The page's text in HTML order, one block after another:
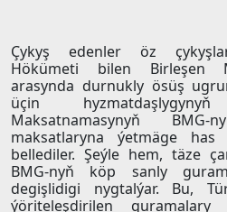
Çykyş edenler öz
Hökümeti bilen Birleşen
arasynda durnukly ösüş
üçin
Maksatnamasynyň
maksatlaryna ýetmäge
bellediler. Şeýle hem, täze
BMG-nyň köp sanly
degişlidigi nygtalýar. Bu,
ýöriteleşdirilen guramalary